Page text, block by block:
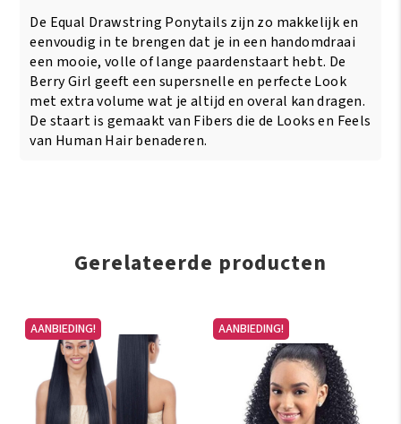
De Equal Drawstring Ponytails zijn zo makkelijk en
eenvoudig in te brengen dat je in een handomdraai
een mooie, volle of lange paardenstaart hebt. De
Berry Girl geeft een supersnelle en perfecte Look
met extra volume wat je altijd en overal kan dragen.
De staart is gemaakt van Fibers die de Looks en Feels
van Human Hair benaderen.
Gerelateerde producten
AANBIEDING!
Dit
product
heeft
meerdere
variaties.
AANBIEDING!
Dit
meerdere
variaties.